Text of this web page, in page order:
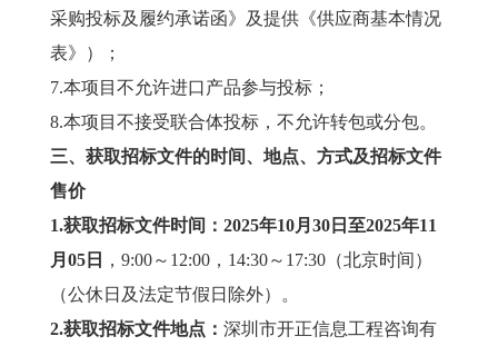
采购投标及履约承诺函》及提供《供应商基本情况
表》）；
7.本项目不允许进口产品参与投标；
8.本项目不接受联合体投标，不允许转包或分包。
三、获取招标文件的时间、地点、方式及招标文件
售价
1.获取招标文件时间： 2025年10月 30日至2025年11
月 05日
，9:00～12:00，14:30～17:30（北京时间）
（公休日及法定节假日除外）。
2.获取招标文件地点： 深圳市开正信息工程咨询有